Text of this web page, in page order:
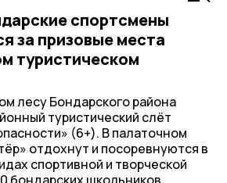
спортсмены
за призовые места
туристическом
лесу Бондарского района
туристический слёт
(6+). В палаточном
отдохнут и посоревнуются в
спортивной и творческой